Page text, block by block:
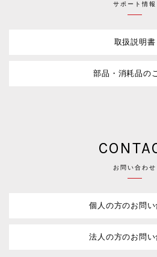
サポート情報
取扱説明書
部品・消耗品の
お問い合わせ
個人の方のお問い
法人の方のお問い